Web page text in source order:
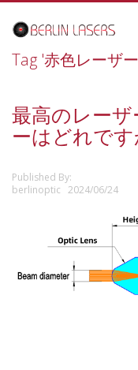
to
Content
Tag '赤色レーザ
最高のレー
ーはどれで
Published By:
berlinoptic 2024/06/24